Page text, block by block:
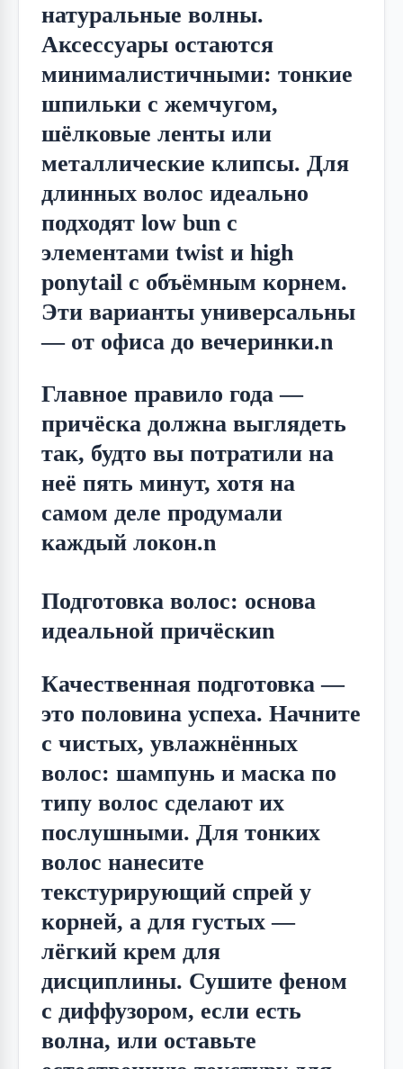
натуральные волны.
Аксессуары остаются
минималистичными: тонкие
шпильки с жемчугом,
шёлковые ленты или
металлические клипсы. Для
длинных волос идеально
подходят low bun с
элементами twist и high
ponytail с объёмным корнем.
Эти варианты универсальны
— от офиса до вечеринки.n
Главное правило года —
причёска должна выглядеть
так, будто вы потратили на
неё пять минут, хотя на
самом деле продумали
каждый локон.n
Подготовка волос: основа
идеальной причёскиn
Качественная подготовка —
это половина успеха. Начните
с чистых, увлажнённых
волос: шампунь и маска по
типу волос сделают их
послушными. Для тонких
волос нанесите
текстурирующий спрей у
корней, а для густых —
лёгкий крем для
дисциплины. Сушите феном
с диффузором, если есть
волна, или оставьте